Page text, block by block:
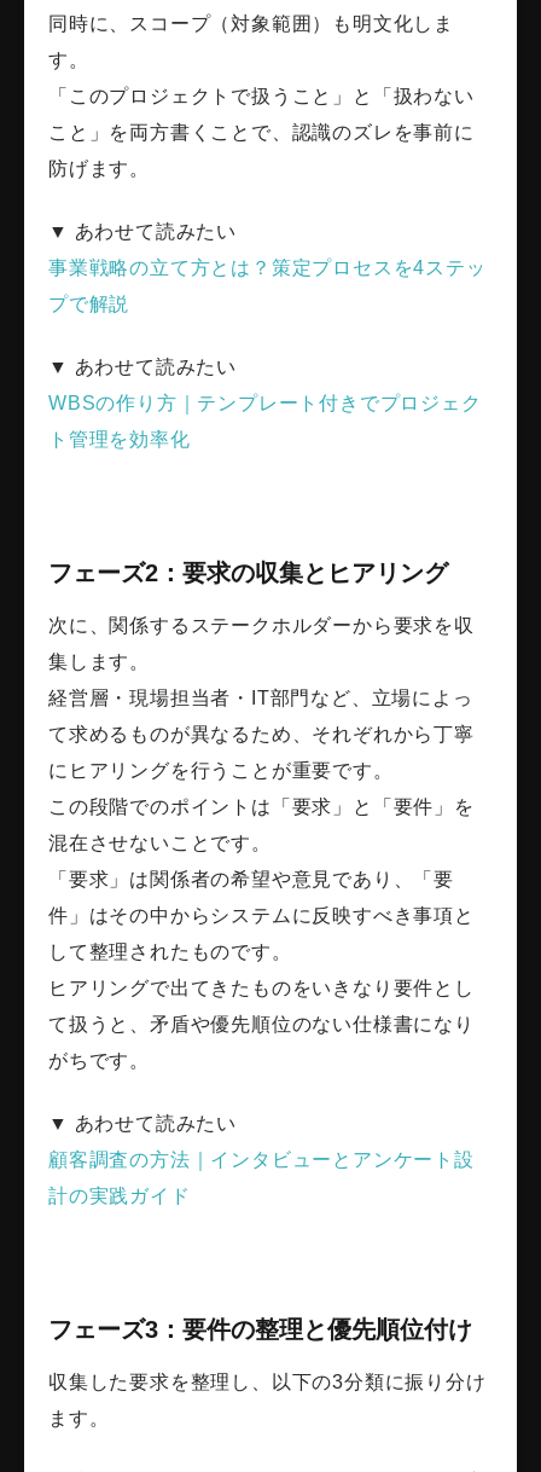
同時に、スコープ（対象範囲）も明文化しま
す。
「このプロジェクトで扱うこと」と「扱わない
こと」を両方書くことで、認識のズレを事前に
防げます。
▼ あわせて読みたい
事業戦略の立て方とは？策定プロセスを4ステッ
プで解説
▼ あわせて読みたい
WBSの作り方｜テンプレート付きでプロジェク
ト管理を効率化
フェーズ2：要求の収集とヒアリング
次に、関係するステークホルダーから要求を収
集します。
経営層・現場担当者・IT部門など、立場によっ
て求めるものが異なるため、それぞれから丁寧
にヒアリングを行うことが重要です。
この段階でのポイントは「要求」と「要件」を
混在させないことです。
「要求」は関係者の希望や意見であり、「要
件」はその中からシステムに反映すべき事項と
して整理されたものです。
ヒアリングで出てきたものをいきなり要件とし
て扱うと、矛盾や優先順位のない仕様書になり
がちです。
▼ あわせて読みたい
顧客調査の方法｜インタビューとアンケート設
計の実践ガイド
フェーズ3：要件の整理と優先順位付け
収集した要求を整理し、以下の3分類に振り分け
ます。